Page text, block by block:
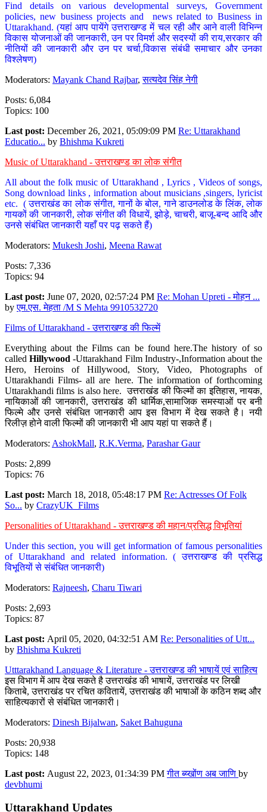
Find details on various developmental surveys, Government
policies, new business projects and news related to Business in
Uttarakhand. (यहां आप पायेंगे उत्तराखण्ड में चल रही और आने वाली विभिन्न
विकास योजनाओं की जानकारी, उन पर विमर्श और सदस्यों की राय,सरकार की
नीतियों की जानकारी और उन पर चर्चा,विकास संबंधी समाचार और उनका
विश्लेषण)
Moderators: Mayank Chand Rajbar,सत्यदेव सिंह नेगी
Posts: 6,084
Topics: 100
Last post: December 26, 2021, 05:09:09 PM Re: Uttarakhand
Educatio... by Bhishma Kukreti
Music of Uttarakhand - उत्तराखण्ड का लोक संगीत
All about the folk music of Uttarakhand , Lyrics , Videos of songs,
Song download links , information about musicians ,singers, lyricist
etc. ( उत्तराखंड का लोक संगीत, गानों के बोल, गाने डाउनलोड के लिंक, लोक
गायकों की जानकारी, लोक संगीत की विधायें, झोड़े, चाचरी, बाजू-बन्द आदि और
उनसे संबंधित जानकारी यहाँ पर पढ़ सकते हैं)
Moderators: Mukesh Joshi, Meena Rawat
Posts: 7,336
Topics: 94
Last post: June 07, 2020, 02:57:24 PM Re: Mohan Upreti - मोहन ...
byएम.एस. मेहता /M S Mehta 9910532720
Films of Uttarakhand - उत्तराखण्ड की फिल्में
Everything about the Films can be found here.The history of so
calledHillywood-Uttarakhand Film Industry-,Information about the
Hero, Heroins of Hillywood, Story, Video, Photographs of
Uttarakhandi Films- all are here. The information of forthcoming
Uttarakhandi films is also here. उत्तराखंड की फिल्मों का इतिहास, नायक,
नायिकाओं की जानकारी, उत्तराखंड की धार्मिक,सामाजिक समस्याओं पर बनी
फिल्मे और उनसे संबंधित जानकारी आप इस विभाग में देख सकते है। नयी
रिलीज़ होने वाली फिल्मों की जानकारी भी आप यहां पा सकते हैं।
Moderators: AshokMall, R.K.Verma, Parashar Gaur
Posts: 2,899
Topics: 76
Last post: March 18, 2018, 05:48:17 PM Re: Actresses Of Folk
So... by CrazyUK_Films
Personalities of Uttarakhand - उत्तराखण्ड की महान/प्रसिद्ध विभूतियां
Under this section, you will get information of famous personalities
of Uttarakhand and related information. ( उत्तराखण्ड की प्रसिद्ध
विभूतियों से संबंधित जानकारी)
Moderators: Rajneesh, Charu Tiwari
Posts: 2,693
Topics: 87
Last post: April 05, 2020, 04:32:51 AM Re: Personalities of Utt...
by Bhishma Kukreti
Utttarakhand Language & Literature - उत्तराखण्ड की भाषायें एवं साहित्य
इस विभाग में आप देख सकते है उत्तराखंड की भाषायें, उत्तराखंड पर लिखी
किताबे, उत्तराखंड पर रचित कवितायें, उत्तराखंड की भाषाओं के कठिन शब्द और
साहित्यकारों से संबंधित जानकारी।
Moderators: Dinesh Bijalwan, Saket Bahuguna
Posts: 20,938
Topics: 148
Last post: August 22, 2023, 01:34:39 PMगीत ब्य्खोंण अब जाणि by
devbhumi
Uttarakhand Updates